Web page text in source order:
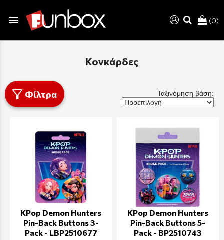
menu (0)
Κονκάρδες
Φίλτρα Ταξινόμηση βάση:
KPop Demon Hunters
Pin-Back Buttons 3-
Pack - LBP2510677
KPop Demon Hunters
Pin-Back Buttons 5-
Pack - BP2510743